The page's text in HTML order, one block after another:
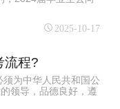
2025-10-17
流程?
为中华人民共和国公
领导，品德良好，遵